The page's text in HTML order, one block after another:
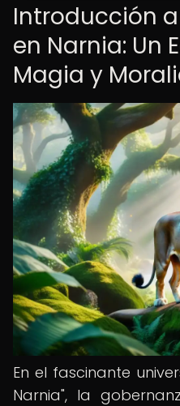
Introducción
en Narnia: Un
Magia y
En el fascinante
Narnia", la